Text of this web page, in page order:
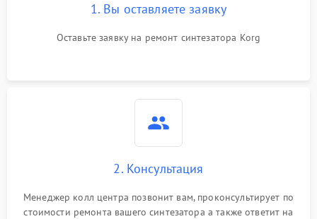
1. Вы оставляете заявку
Оставьте заявку на ремонт синтезатора Korg
2. Консультация
Менеджер колл центра позвонит вам, проконсультирует по
стоимости ремонта вашего синтезатора а также ответит на